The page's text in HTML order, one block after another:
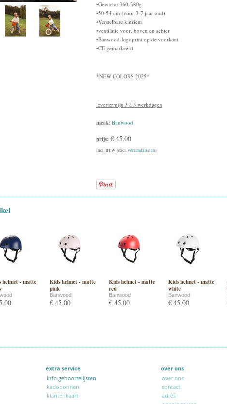
•Gewicht: 360-380g
•50-54 cm (voor 3-7 jaar oud)
•Verstelbare kinriem
•ventilatie voor, boven en achter
•Banwood-logoprint op de voorkant
•CE gemarkeerd
*NEW COLORS 2025*
levertermijn 3 à 5 werkdagen
merk: Banwood
prijs: € 45,00
incl. BTW (excl.verzendkosten)
helmet - matte
Kids helmet - matte
pink
Banwood
€ 45,00
Kids helmet - matte
red
Banwood
€ 45,00
Kids helmet - matte
white
Banwood
€ 45,00
extra service
over ons
info geboortelijsten
kadobonnen
klantenkaart
over ons
contact
adres